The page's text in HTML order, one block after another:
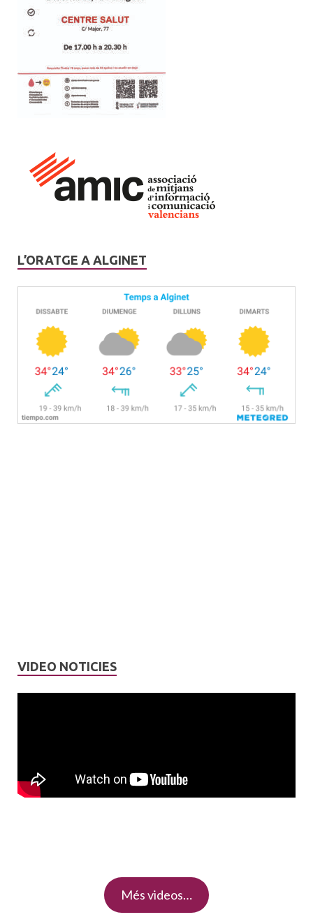
L’ORATGE A ALGINET
VIDEO NOTICIES
Més videos…